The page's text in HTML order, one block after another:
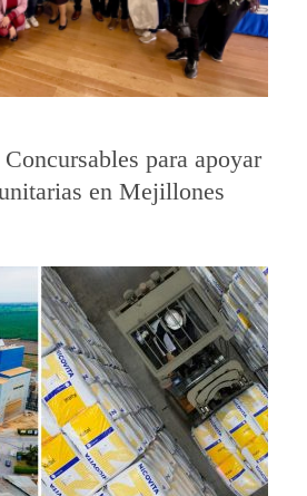
para apoyar
en Mejillones